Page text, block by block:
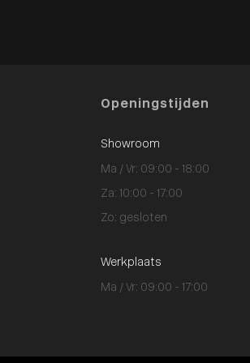
Openingstijden
Showroom
Ma / Vr: 09:00 - 18:00
Za: 10:00 - 17:00
Zo: gesloten
Werkplaats
Ma / Vr: 09:00 - 17:00